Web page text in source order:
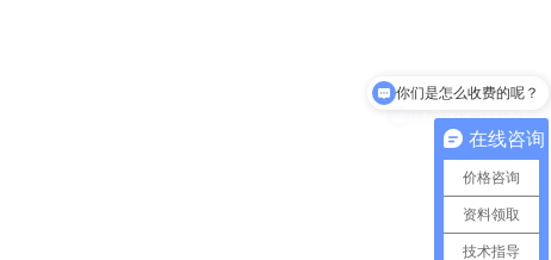
在线咨询
价格咨询
资料领取
技术指导
现在有优惠活动么？